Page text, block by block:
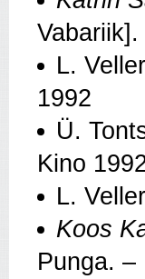
L.
1992
Ü.
Kino
L.
Koos
Punga. –